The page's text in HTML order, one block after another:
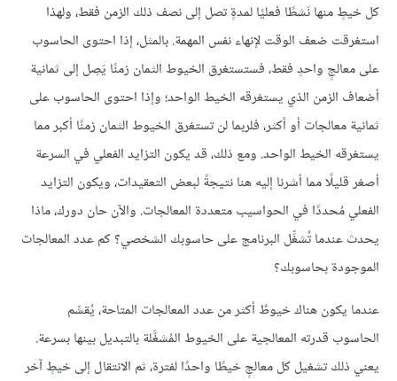
كل خيطٍ منها نَشطًا فعليًا لمدةٍ تصل إلى نصف ذلك الزمن فقط، ولهذا
استغرقت ضعف الوقت لإنهاء نفس المهمة. بالمثل، إذا احتوى الحاسوب
على معالجٍ واحدٍ فقط، فستستغرق الخيوط الثمان زمنًا يَصِل إلى ثمانية
أضعاف الزمن الذي يستغرقه الخيط الواحد؛ وإذا احتوى الحاسوب على
ثمانية معالجات أو أكثر، فلربما لن تستغرق الخيوط الثمان زمنًا أكبر مما
يستغرقه الخيط الواحد. ومع ذلك، قد يكون التزايد الفعلي في السرعة
أصغر قليلًا مما أشرنا إليه هنا نتيجةً لبعض التعقيدات، ويكون التزايد
الفعلي مُحددًا في الحواسيب متعددة المعالجات. والآن حان دورك، ماذا
يحدث عندما تُشغِّل البرنامج على حاسوبك الشخصي؟ كم عدد المعالجات
الموجودة بحاسوبك؟
عندما يكون هناك خيوطٌ أكثر من عدد المعالجات المتاحة، يُقسِّم
الحاسوب قدرته المعالجية على الخيوط المُشغَّلة بالتبديل بينها بسرعة.
يعني ذلك تشغيل كل معالجٍ خيطًا واحدًا لفترة، ثم الانتقال إلى خيطٍ آخر